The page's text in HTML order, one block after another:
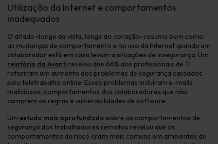
Utilização da Internet e comportamentos
inadequados
O ditado «longe da vista, longe do coração» resume bem como
as mudanças de comportamento e no uso da Internet quando um
colaborador está em casa levam a situações de insegurança. Um
relatório da Avanti revelou que 66% dos profissionais de TI
referiram um aumento dos problemas de segurança causados
pelo teletrabalho online. Esses problemas incluíram e-mails
maliciosos, comportamentos dos colaboradores que não
cumprem as regras e vulnerabilidades de software.
Um estudo mais aprofundado sobre os comportamentos de
segurança dos trabalhadores remotos revelou que os
comportamentos de risco eram mais comuns em ambientes de